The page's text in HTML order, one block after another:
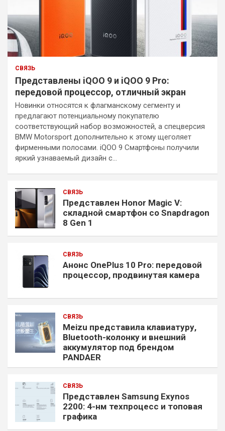
СВЯЗЬ
Представлены iQOO 9 и iQOO 9 Pro:
передовой процессор, отличный экран
Новинки относятся к флагманскому сегменту и
предлагают потенциальному покупателю
соответствующий набор возможностей, а спецверсия
BMW Motorsport дополнительно к этому щеголяет
фирменными полосами. iQOO 9 Смартфоны получили
яркий узнаваемый дизайн с…
СВЯЗЬ
Представлен Honor Magic V:
складной смартфон со Snapdragon
8 Gen 1
СВЯЗЬ
Анонс OnePlus 10 Pro: передовой
процессор, продвинутая камера
СВЯЗЬ
Meizu представила клавиатуру,
Bluetooth-колонку и внешний
аккумулятор под брендом
PANDAER
СВЯЗЬ
Представлен Samsung Exynos
2200: 4-нм техпроцесс и топовая
графика